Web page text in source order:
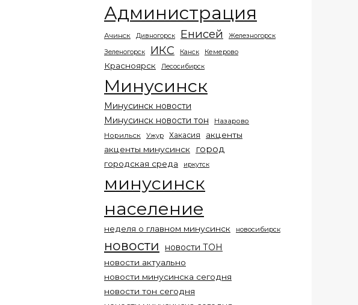
Администрация
Ачинск Дивногорск Енисей Железногорск
Зеленогорск ИКС Канск Кемерово
Красноярск Лесосибирск
Минусинск
Минусинск новости
Минусинск новости тон
Назарово
Норильск
Ужур Хакасия
акценты
акценты минусинск
город
городская среда иркутск
минусинск
население
неделя о главном минусинск новосибирск
новости новости ТОН
новости актуально
новости минусинска сегодня
новости тон сегодня